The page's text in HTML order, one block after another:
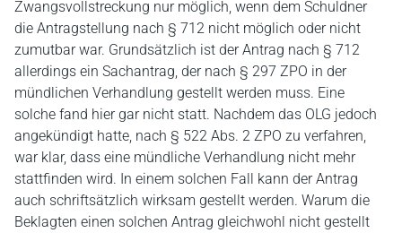
Zwangsvollstreckung nur möglich, wenn dem Schuldner
die Antragstellung nach § 712 nicht möglich oder nicht
zumutbar war. Grundsätzlich ist der Antrag nach § 712
allerdings ein Sachantrag, der nach § 297 ZPO in der
mündlichen Verhandlung gestellt werden muss. Eine
solche fand hier gar nicht statt. Nachdem das OLG jedoch
angekündigt hatte, nach § 522 Abs. 2 ZPO zu verfahren,
war klar, dass eine mündliche Verhandlung nicht mehr
stattfinden wird. In einem solchen Fall kann der Antrag
auch schriftsätzlich wirksam gestellt werden. Warum die
Beklagten einen solchen Antrag gleichwohl nicht gestellt